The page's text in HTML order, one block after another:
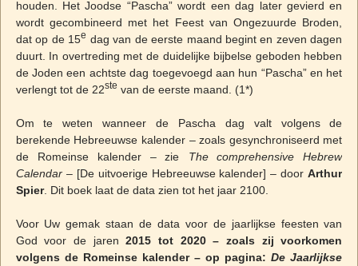
houden. Het Joodse “Pascha” wordt een dag later gevierd en
wordt gecombineerd met het Feest van Ongezuurde Broden,
dat op de 15e dag van de eerste maand begint en zeven dagen
duurt. In overtreding met de duidelijke bijbelse geboden hebben
de Joden een achtste dag toegevoegd aan hun “Pascha” en het
verlengt tot de 22ste van de eerste maand. (1*)
Om te weten wanneer de Pascha dag valt volgens de
berekende Hebreeuwse kalender – zoals gesynchroniseerd met
de Romeinse kalender – zie The comprehensive Hebrew
Calendar– [De uitvoerige Hebreeuwse kalender] – doorArthur
Spier. Dit boek laat de data zien tot het jaar 2100.
Voor Uw gemak staan de data voor de jaarlijkse feesten van
God voor de jaren2015 tot 2020 – zoals zij voorkomen
volgens de Romeinse kalender – op pagina:De Jaarlijkse